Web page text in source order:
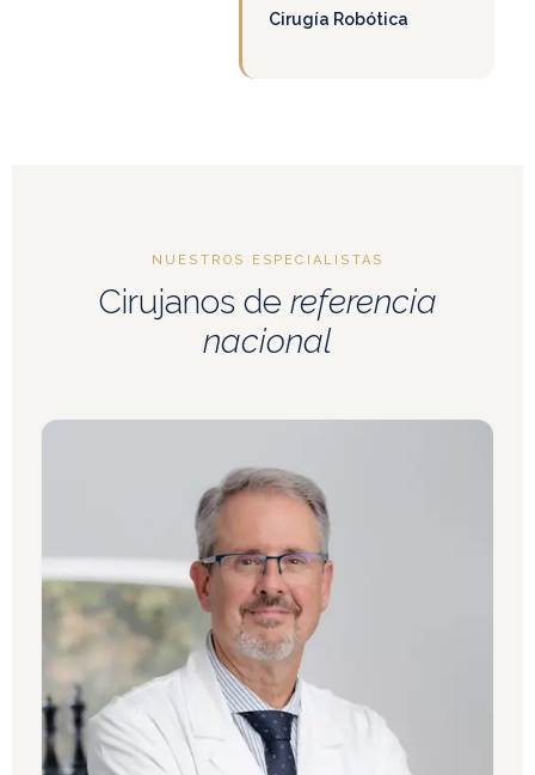
Cirugía Robótica
NUESTROS ESPECIALISTAS
Cirujanos de referencia
nacional